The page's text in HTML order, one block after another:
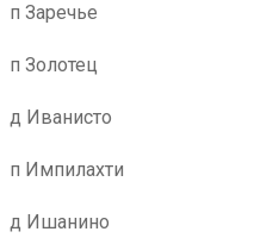
п Заречье
п Золотец
д Иванисто
п Импилахти
д Ишанино